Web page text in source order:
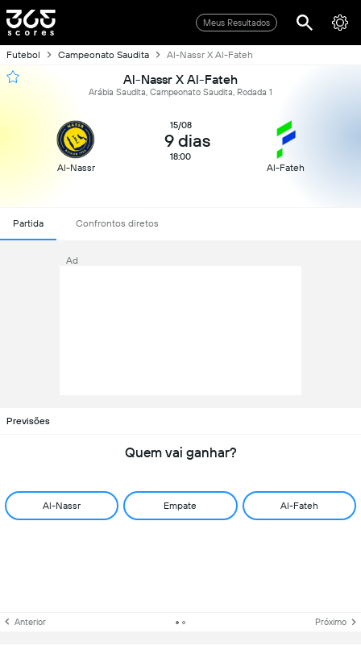
Meus Resultados
Futebol Campeonato Saudita Al-Nassr X Al-Fateh
Al-Nassr X Al-Fateh
Arábia Saudita, Campeonato Saudita, Rodada 1
Al-Nassr
15/08
9 dias
18:00
Al-Fateh
Partida Confrontos diretos
Ad
Previsões
Quem vai ganhar?
Al-Nassr Empate Al-Fateh
Anterior Próximo